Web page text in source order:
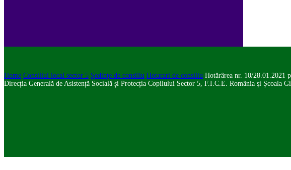
Home Consiliul local sector 5 Ședințe de consiliu Hotarari de consiliu Hotărârea nr. 10/28.01.2021
Direcția Generală de Asistență Socială și Protecția Copilului Sector 5, F.I.C.E. România și Școala